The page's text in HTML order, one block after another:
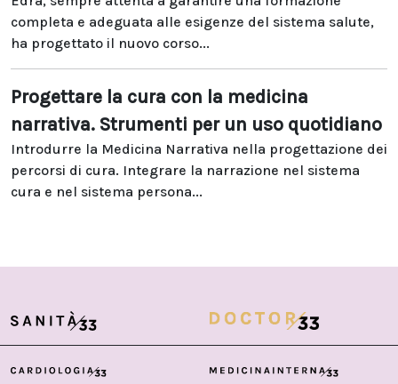
completa e adeguata alle esigenze del sistema salute,
ha progettato il nuovo corso...
Progettare la cura con la medicina
narrativa. Strumenti per un uso quotidiano
Introdurre la Medicina Narrativa nella progettazione dei
percorsi di cura. Integrare la narrazione nel sistema
cura e nel sistema persona...